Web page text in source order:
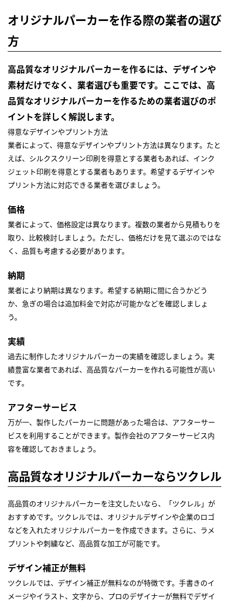
オリジナルパーカーを作る際の業者の選び
方
高品質なオリジナルパーカーを作るには、デザインや
素材だけでなく、業者選びも重要です。ここでは、高
品質なオリジナルパーカーを作るための業者選びのポ
イントを詳しく解説します。
得意なデザインやプリント方法
業者によって、得意なデザインやプリント方法は異なります。たと
えば、シルクスクリーン印刷を得意とする業者もあれば、インク
ジェット印刷を得意とする業者もあります。希望するデザインや
プリント方法に対応できる業者を選びましょう。
価格
業者によって、価格設定は異なります。複数の業者から見積もりを
取り、比較検討しましょう。ただし、価格だけを見て選ぶのではな
く、品質も考慮する必要があります。
納期
業者により納期は異なります。希望する納期に間に合うかどう
か、急ぎの場合は追加料金で対応が可能かなどを確認しましょ
う。
実績
過去に制作したオリジナルパーカーの実績を確認しましょう。実
績豊富な業者であれば、高品質なパーカーを作れる可能性が高い
です。
アフターサービス
万が一、製作したパーカーに問題があった場合は、アフターサー
ビスを利用することができます。製作会社のアフターサービス内
容を確認しておきましょう。
高品質なオリジナルパーカーならツクレル
高品質のオリジナルパーカーを注文したいなら、「ツクレル」が
おすすめです。ツクレルでは、オリジナルデザインや企業のロゴ
などを入れたオリジナルパーカーを作成できます。さらに、ラメ
プリントや刺繍など、高品質な加工が可能です。
デザイン補正が無料
ツクレルでは、デザイン補正が無料なのが特徴です。手書きのイ
メージやイラスト、文字から、プロのデザイナーが無料でデザイ